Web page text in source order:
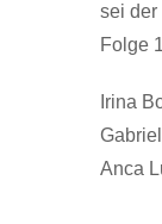
sei der
Folge
Irina
Anca